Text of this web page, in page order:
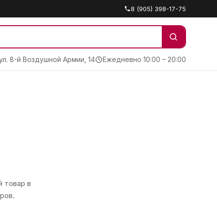
8 (905) 398-17-75
8-й Воздушной Армии, 14 Ежедневно 10:00 – 20:00
товар в